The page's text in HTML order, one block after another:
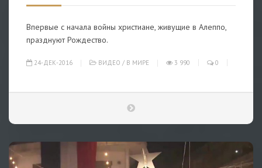
Впервые с начала войны христиане, живущие в Алеппо,
празднуют Рождество.
24-ДЕК-2016 ВИДЕО / В МИРЕ 3 990 0